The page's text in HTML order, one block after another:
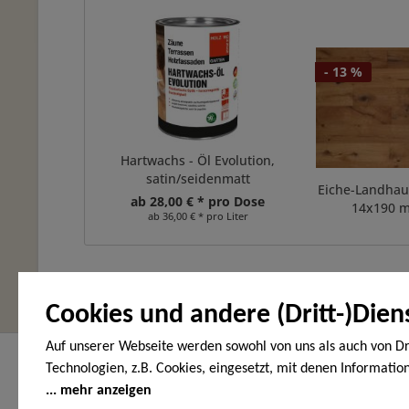
Cookies und andere (Dritt-
Auf unserer Webseite werden sowohl von uns als auch von
Technologien, z.B. Cookies, eingesetzt, mit denen
Endgerät gespeichert und/oder von Ihrem Endgerät
mehr anzeigen
Hartwachs - Öl Evolution,
satin/seidenmatt
ab 28,00 € * pro Dose
ab 36,00 € * pro Liter
- 13 %
Eiche-
14x190
Hier finden Sie uns
HOLZ-WOHNEN-GARTEN
Service